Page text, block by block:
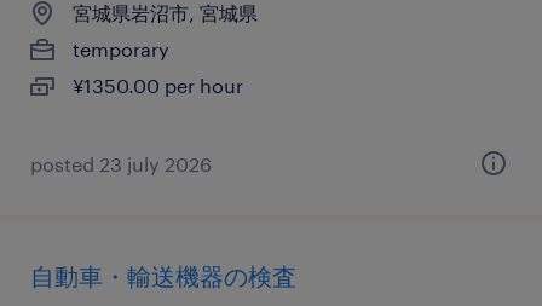
宮城県岩沼市, 宮城県
temporary
¥1350.00 per hour
posted 23 july 2026
自動車・輸送機器の検査